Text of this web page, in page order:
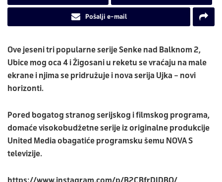
Pošalji e-mail
Ove jeseni tri popularne serije Senke nad Balknom 2,
Ubice mog oca 4 i Žigosani u reketu se vraćaju na male
ekrane i njima se pridružuje i nova serija Ujka – novi
horizonti.
Pored bogatog stranog serijskog i filmskog programa,
domaće visokobudžetne serije iz originalne produkcije
United Media obagatiće programsku šemu NOVA S
televizije.
https://www.instagram.com/p/B2CBfrDIDBQ/